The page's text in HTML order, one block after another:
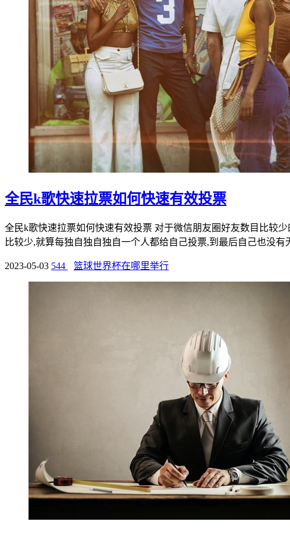
全民k歌快速拉票如何快速有效投票
全民k歌快速拉票如何快速有效投票 对于微信朋友圈好友数目比较
比较少,就算每独自独自独自一个人都给自己投票,到最后自己也没有
2023-05-03 544 篮球世界杯在哪里举行